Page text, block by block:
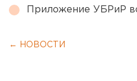
Приложение УБРиР
← НОВОСТИ